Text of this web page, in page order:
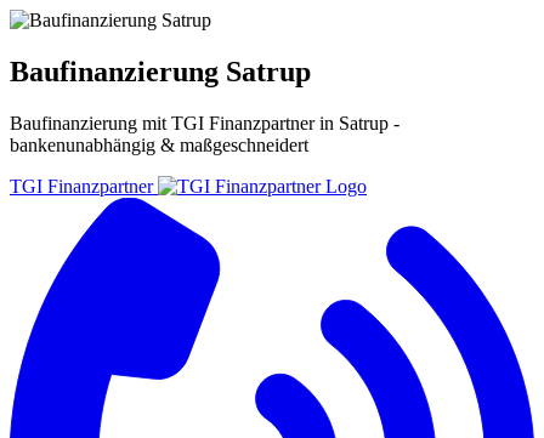
Baufinanzierung Satrup
Baufinanzierung mit TGI Finanzpartner in Satrup -
bankenunabhängig & maßgeschneidert
TGI Finanzpartner